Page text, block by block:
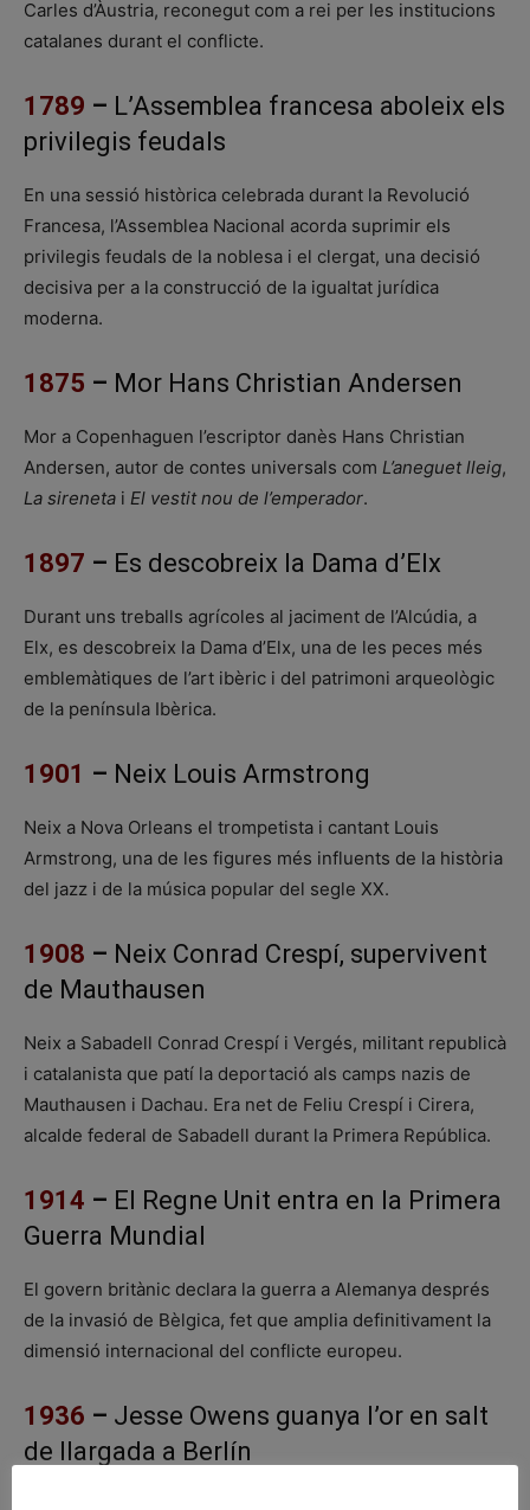
Carles d’Àustria, reconegut com a rei per les institucions
catalanes durant el conflicte.
1789 – L’Assemblea francesa aboleix els
privilegis feudals
En una sessió històrica celebrada durant la Revolució
Francesa, l’Assemblea Nacional acorda suprimir els
privilegis feudals de la noblesa i el clergat, una decisió
decisiva per a la construcció de la igualtat jurídica
moderna.
1875 – Mor Hans Christian Andersen
Mor a Copenhaguen l’escriptor danès Hans Christian
Andersen, autor de contes universals com L’aneguet lleig,
La sireneta i El vestit nou de l’emperador.
1897 – Es descobreix la Dama d’Elx
Durant uns treballs agrícoles al jaciment de l’Alcúdia, a
Elx, es descobreix la Dama d’Elx, una de les peces més
emblemàtiques de l’art ibèric i del patrimoni arqueològic
de la península Ibèrica.
1901 – Neix Louis Armstrong
Neix a Nova Orleans el trompetista i cantant Louis
Armstrong, una de les figures més influents de la història
del jazz i de la música popular del segle XX.
1908 – Neix Conrad Crespí, supervivent
de Mauthausen
Neix a Sabadell Conrad Crespí i Vergés, militant republicà
i catalanista que patí la deportació als camps nazis de
Mauthausen i Dachau. Era net de Feliu Crespí i Cirera,
alcalde federal de Sabadell durant la Primera República.
1914 – El Regne Unit entra en la Primera
Guerra Mundial
El govern britànic declara la guerra a Alemanya després
de la invasió de Bèlgica, fet que amplia definitivament la
dimensió internacional del conflicte europeu.
1936 – Jesse Owens guanya l’or en salt
de llargada a Berlín